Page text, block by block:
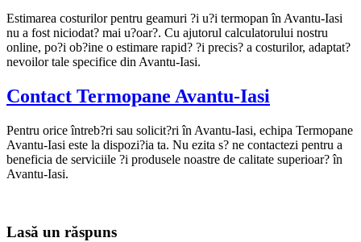
Estimarea costurilor pentru geamuri ?i u?i termopan în Avantu-Iasi
nu a fost niciodat? mai u?oar?. Cu ajutorul calculatorului nostru
online, po?i ob?ine o estimare rapid? ?i precis? a costurilor, adaptat?
nevoilor tale specifice din Avantu-Iasi.
Contact Termopane Avantu-Iasi
Pentru orice întreb?ri sau solicit?ri în Avantu-Iasi, echipa Termopane
Avantu-Iasi este la dispozi?ia ta. Nu ezita s? ne contactezi pentru a
beneficia de serviciile ?i produsele noastre de calitate superioar? în
Avantu-Iasi.
Lasă un răspuns